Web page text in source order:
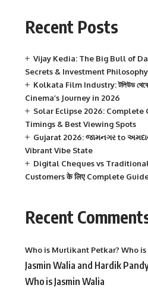
Recent Posts
Vijay Kedia: The Big Bull of
Secrets & Investment
Kolkata Film Industry: টলিউড
Cinema’s Journey in 2026
Solar Eclipse 2026: Complete
Timings & Best Viewing Spots
Gujarat 2026: જામનગર to
Vibrant Vibe State
Digital Cheques vs
Customers के लिए Complete
Recent
Who is Murlikant Petkar? Who
Jasmin Walia and Hardik
Who is Jasmin Walia